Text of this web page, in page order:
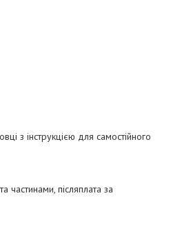
з інструкцією для самостійного
частинами, післяплата за